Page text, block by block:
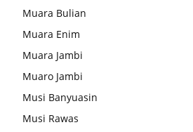
Muara Bulian
Muara Enim
Muara Jambi
Muaro Jambi
Musi Banyuasin
Musi Rawas